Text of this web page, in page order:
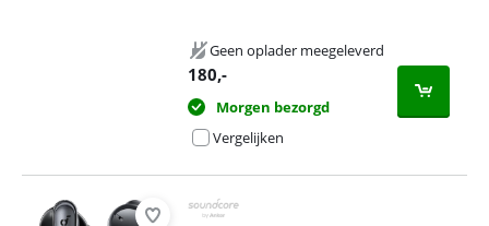
Geen oplader meegeleverd
180,-
Morgen bezorgd
Vergelijken